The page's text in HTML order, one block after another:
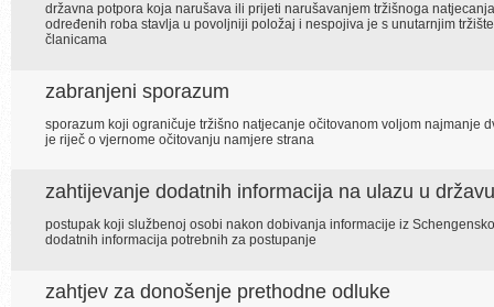
državna potpora koja narušava ili prijeti narušavanjem tržišnoga
određenih roba stavlja u povoljniji položaj i nespojiva je s unutarnjim
članicama
zabranjeni sporazum
sporazum koji ograničuje tržišno natjecanje očitovanom voljom najmanje
je riječ o vjernome očitovanju namjere strana
zahtijevanje dodatnih informacija na ulazu u državu
postupak koji službenoj osobi nakon dobivanja informacije iz
dodatnih informacija potrebnih za postupanje
zahtjev za donošenje prethodne odluke